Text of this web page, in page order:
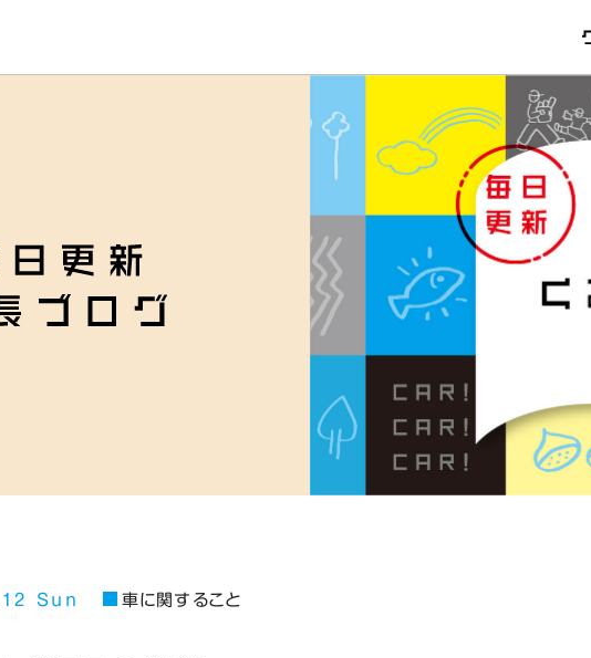
Sun 車に関すること